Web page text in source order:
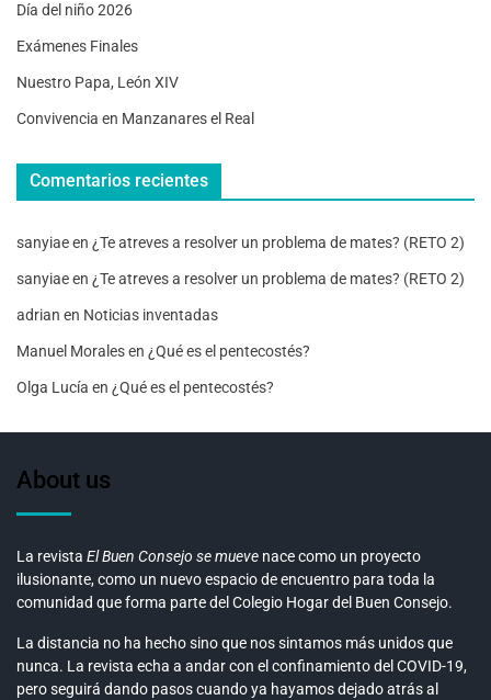
Día del niño 2026
Exámenes Finales
Nuestro Papa, León XIV
Convivencia en Manzanares el Real
Comentarios recientes
sanyiaeen ¿Te atreves a resolver un problema de mates? (RETO 2)
sanyiaeen ¿Te atreves a resolver un problema de mates? (RETO 2)
adrian en Noticias inventadas
Manuel Moralesen ¿Qué es el pentecostés?
Olga Lucía en ¿Qué es el pentecostés?
About us
La revista El Buen Consejo se mueve nace como un proyecto
ilusionante, como un nuevo espacio de encuentro para toda la
comunidad que forma parte del Colegio Hogar del Buen Consejo.
La distancia no ha hecho sino que nos sintamos más unidos que
nunca. La revista echa a andar con el confinamiento del COVID-19,
pero seguirá dando pasos cuando ya hayamos dejado atrás al